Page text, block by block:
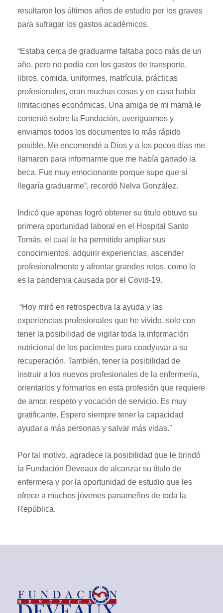
resultaron los últimos años de estudio por los graves
para sufragar los gastos académicos.
“Estaba cerca de graduarme faltaba poco más de un
año, pero no podía con los gastos de transporte,
libros, comida, uniformes, matrícula, prácticas
profesionales, eran muchas cosas y en casa había
limitaciones económicas. Una amiga de mi mamá le
comentó sobre la Fundación, averiguamos y
enviamos todos los documentos lo más rápido
posible. Me encomendé a Dios y a los pocos días me
llamaron para informarme que me había ganado la
beca. Fue muy emocionante porque supe que sí
llegaría graduarme”, recordó Nelva González.
Indicó que apenas logró obtener su titulo obtuvo su
primera oportunidad laboral en el Hospital Santo
Tomás, el cual le ha permitido ampliar sus
conocimientos, adquirir experiencias, ascender
profesionalmente y afrontar grandes retos, como lo
es la pandemia causada por el Covid-19.
“Hoy miró en retrospectiva la ayuda y las
experiencias profesionales que he vivido, solo con
tener la posibilidad de vigilar toda la información
nutricional de los pacientes para coadyuvar a su
recuperación. También, tener la posibilidad de
instruir a los nuevos profesionales de la enfermería,
orientarlos y formarlos en esta profesión que requiere
de amor, respeto y vocación de servicio. Es muy
gratificante. Espero siempre tener la capacidad
ayudar a más personas y salvar más vidas.”
Por tal motivo, agradece la posibilidad que le brindó
la Fundación Deveaux de alcanzar su título de
enfermera y por la oportunidad de estudio que les
ofrece a muchos jóvenes panameños de toda la
República.